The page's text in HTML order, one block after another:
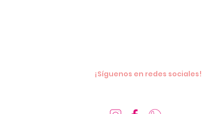
¡Síguenos en redes sociales!